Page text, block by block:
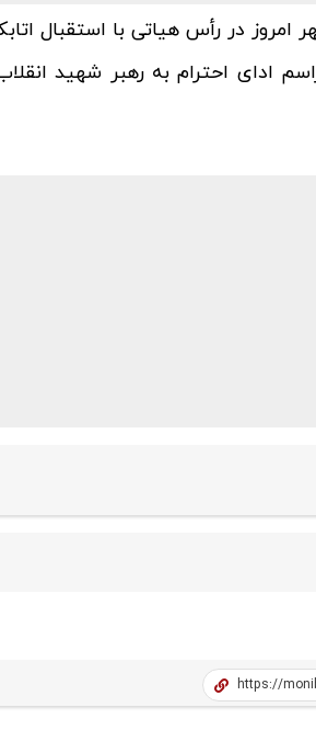
در رأس هیاتی با استقبال
ادای احترام به رهبر شهید